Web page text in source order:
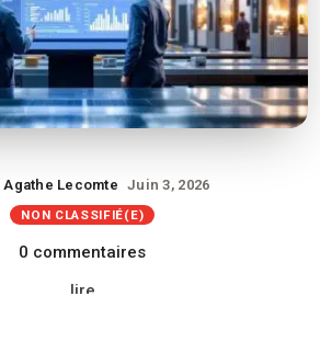
Agathe Lecomte Juin 3, 2026
NON CLASSIFIÉ(E)
0 commentaires
lire